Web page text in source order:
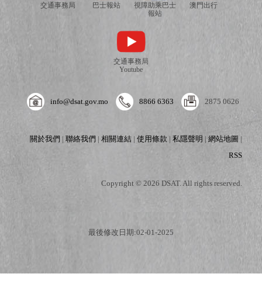
交通事務局 巴士報站
視障助乘巴士
報站
澳門出行
交通事務局
Youtube
info@dsat.gov.mo 8866 6363 2875 0626
關於我們 |聯絡我們 |相關連結 |使用條款 |私隱聲明 |網站地圖 |
RSS
Copyright © 2026 DSAT. All rights reserved.
最後修改日期:02-01-2025